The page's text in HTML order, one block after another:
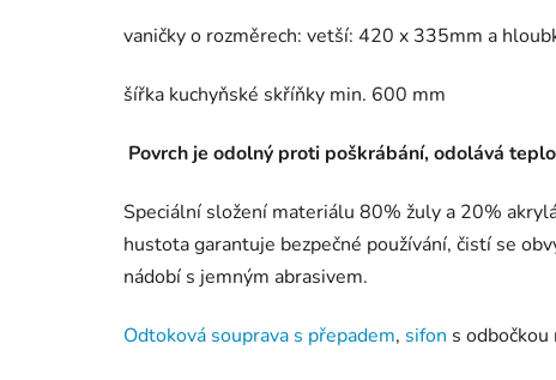
vaničky o rozměrech: vetší: 420 x 335mm a
šířka kuchyňské skříňky min. 600 mm
Povrch je odolný proti poškrábání, odolává
Speciální složení materiálu 80% žuly a 20%
hustota garantuje bezpečné používání, čistí se
nádobí s jemným abrasivem.
Odtoková souprava s přepadem, sifon s odbočkou